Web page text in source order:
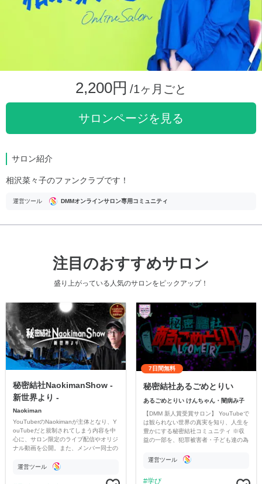
2,200円 /1ヶ月ごと
サロンページを見る
サロン紹介
相沢菜々子のファンクラブです！
運営ツール DMMオンラインサロン専用コミュニティ
注目のおすすめサロン
盛り上がっている人気のサロンをピックアップ！
秘密結社NaokimanShow -
新世界より -
Naokiman
YouTuberのNaokimanが主体となり、Y
ouTubeだと規制されてしまう内容を中
心に、サロン限定のライブ配信やオリジ
ナル動画を公開。また、メンバー同士の
ただいています。
運営ツール
7日間無料
秘密結社あるごめとりい
あるごめとりい けんちゃん・闇病み子
【DMM 新人賞受賞サロン】 YouTubeで
は観られない世界の真実を知り、人生を
豊かにする秘密結社コミュニティ ※収
益の一部を、犯罪被害者・子ども達の為
す運営ツール
学び